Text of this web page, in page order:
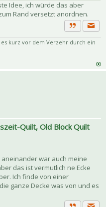
Idee, ich würde das aber
Rand versetzt anordnen.
Zitat
kurz vor dem Verzehr durch ein
Quilt, Old Block Quilt
war auch meine
das ist vermutlich ne Ecke
Ich finde von einer
ganze Decke was von und es